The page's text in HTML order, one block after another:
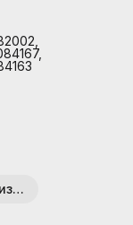
Транспорт и спецтехника без механизмов (пластик)